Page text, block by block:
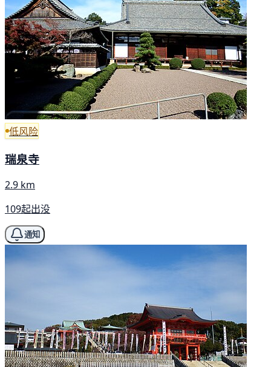
低风险
瑞泉寺
2.9 km
109起出没
通知